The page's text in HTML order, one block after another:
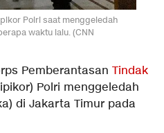
Polri saat menggeledah
waktu lalu. (CNN
Pemberantasan Tindak
Polri menggeledah
di Jakarta Timur pada